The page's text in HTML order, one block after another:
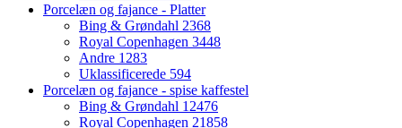
Porcelæn og fajance - Platter
Bing & Grøndahl 2368
Royal Copenhagen 3448
Andre 1283
Uklassificerede 594
Porcelæn og fajance - spise kaffestel
Bing & Grøndahl 12476
Royal Copenhagen 21858